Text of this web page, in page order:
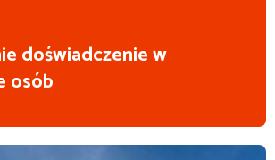
doświadczenie w
osób